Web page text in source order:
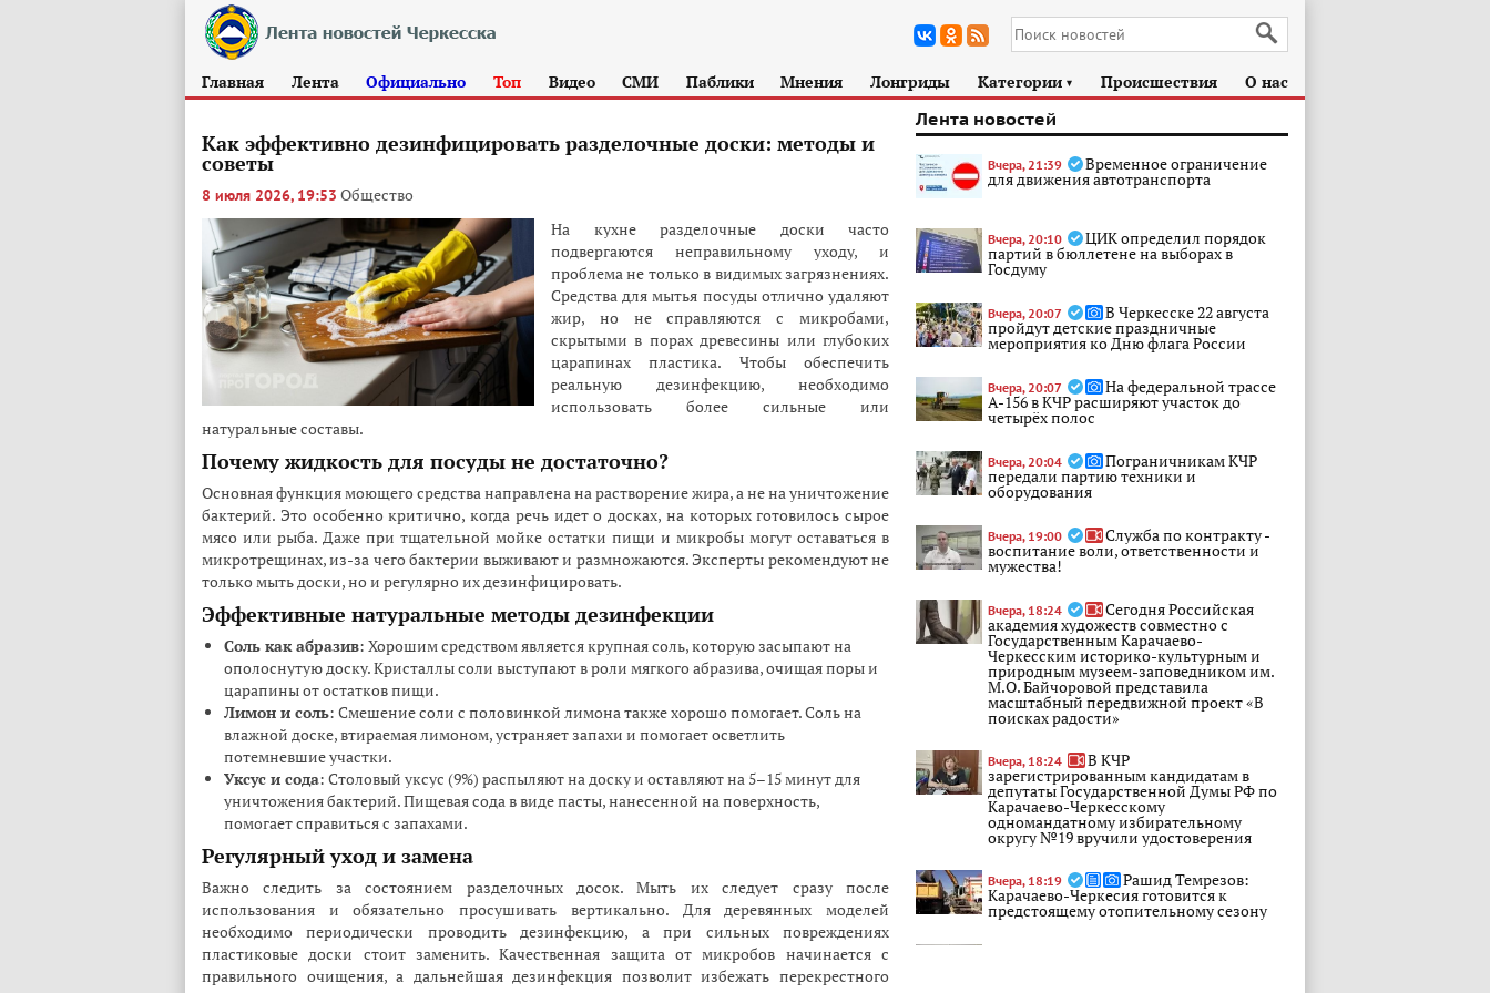
Главная Лента Официально Топ Видео СМИ Паблики Мнения Лонгриды Категории ► Происшествия О нас
Как эффективно дезинфицировать разделочные доски: методы и
советы
8 июля 2026, 19:53 Общество
На кухне разделочные доски часто
подвергаются неправильному уходу, и
проблема не только в видимых загрязнениях.
Средства для мытья посуды отлично удаляют
жир, но не справляются с микробами,
скрытыми в порах древесины или глубоких
царапинах пластика. Чтобы обеспечить
реальную дезинфекцию, необходимо
использовать более сильные или
натуральные составы.
Почему жидкость для посуды не достаточно?
Основная функция моющего средства направлена на растворение жира, а не на уничтожение
бактерий. Это особенно критично, когда речь идет о досках, на которых готовилось сырое
мясо или рыба. Даже при тщательной мойке остатки пищи и микробы могут оставаться в
микротрещинах, из-за чего бактерии выживают и размножаются. Эксперты рекомендуют не
только мыть доски, но и регулярно их дезинфицировать.
Эффективные натуральные методы дезинфекции
Соль как абразив: Хорошим средством является крупная соль, которую засыпают на
ополоснутую доску. Кристаллы соли выступают в роли мягкого абразива, очищая поры и
царапины от остатков пищи.
Лимон и соль: Смешение соли с половинкой лимона также хорошо помогает. Соль на
влажной доске, втираемая лимоном, устраняет запахи и помогает осветлить
потемневшие участки.
Уксус и сода: Столовый уксус (9%) распыляют на доску и оставляют на 5–15 минут для
уничтожения бактерий. Пищевая сода в виде пасты, нанесенной на поверхность,
помогает справиться с запахами.
Регулярный уход и замена
Важно следить за состоянием разделочных досок. Мыть их следует сразу после
использования и обязательно просушивать вертикально. Для деревянных моделей
необходимо периодически проводить дезинфекцию, а при сильных повреждениях
пластиковые доски стоит заменить. Качественная защита от микробов начинается с
правильного очищения, а дальнейшая дезинфекция позволит избежать перекрестного
Лента новостей
Вчера, 21:39 Временное ограничение
для движения автотранспорта
Вчера, 20:10 ЦИК определил порядок
партий в бюллетене на выборах в
Госдуму
Вчера, 20:07 В Черкесске 22 августа
пройдут детские праздничные
мероприятия ко Дню флага России
Вчера, 20:07 На федеральной трассе
А-156 в КЧР расширяют участок до
четырёх полос
Вчера, 20:04 Пограничникам КЧР
передали партию техники и
оборудования
Вчера, 19:00 Служба по контракту -
воспитание воли, ответственности и
мужества!
Вчера, 18:24 Сегодня Российская
академия художеств совместно с
Государственным Карачаево-
Черкесским историко-культурным и
природным музеем-заповедником им.
М.О. Байчоровой представила
масштабный передвижной проект «В
поисках радости»
Вчера, 18:24 В КЧР
зарегистрированным кандидатам в
депутаты Государственной Думы РФ по
Карачаево-Черкесскому
одномандатному избирательному
округу №19 вручили удостоверения
Вчера, 18:19 Рашид Темрезов:
Карачаево-Черкесия готовится к
предстоящему отопительному сезону